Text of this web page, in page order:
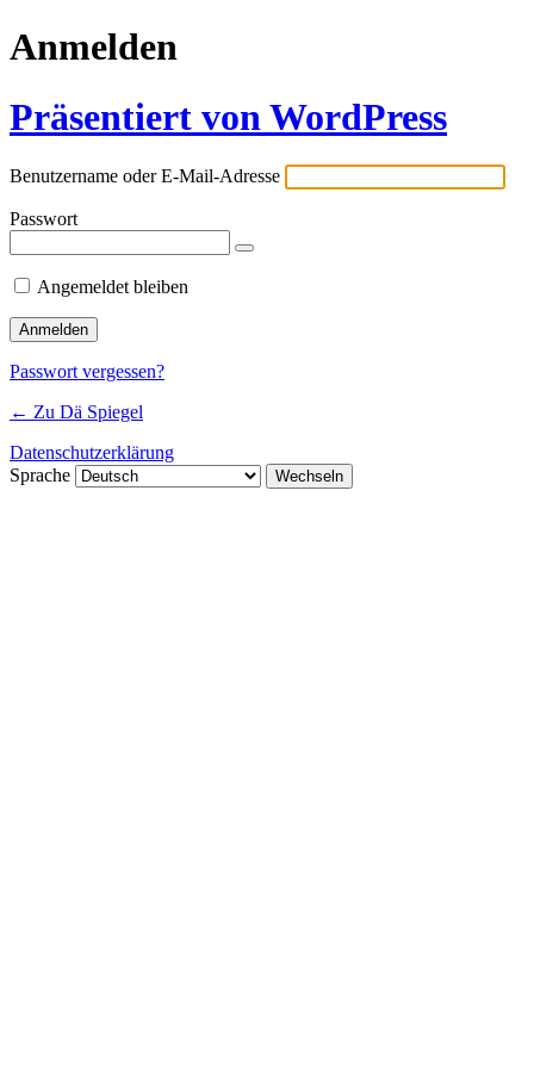
Anmelden
Präsentiert von WordPress
Benutzername oder E-Mail-Adresse
Passwort
Angemeldet bleiben
Passwort vergessen?
← Zu Dä Spiegel
Datenschutzerklärung
Sprache